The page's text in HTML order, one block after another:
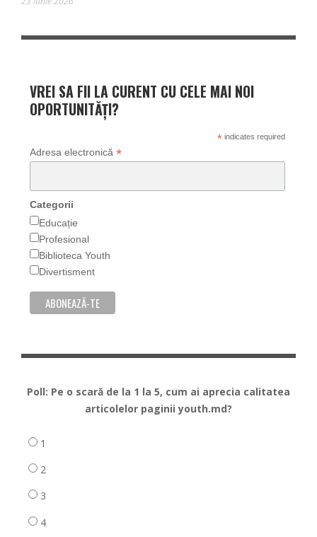
VREI SA FII LA CURENT CU CELE MAI NOI
OPORTUNITĂȚI?
*indicates required
Adresa electronică *
Categorii
Educație
Profesional
Biblioteca Youth
Divertisment
Poll: Pe o scară de la 1 la 5, cum ai aprecia calitatea
articolelor paginii youth.md?
1
2
3
4